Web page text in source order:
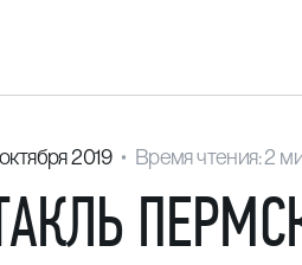
театр оперы и
2019 Время чтения: 2